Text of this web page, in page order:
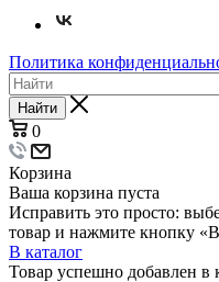
Политика
Найти
0
Корзина
Ваша корзина пуста
Исправить это просто:
товар и нажмите кнопку
В каталог
Товар успешно добавлен в